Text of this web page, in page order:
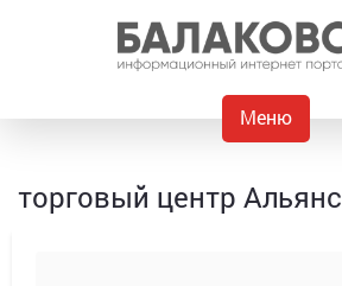
Меню
торговый центр Альянс